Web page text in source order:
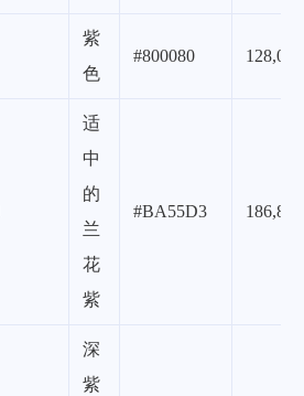
紫
色
#800080
适
中
的
兰
花
紫
#BA55D3
深
紫